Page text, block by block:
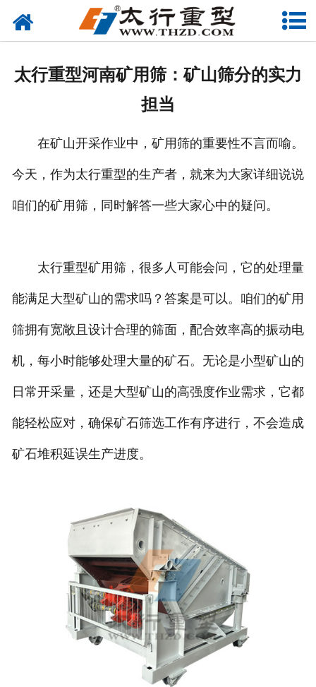
网站首页
联系我们
太行重型河南矿用筛：矿山筛分的实力
担当
在矿山开采作业中，矿用筛的重要性不言而喻。
今天，作为太行重型的生产者，就来为大家详细说说
咱们的矿用筛，同时解答一些大家心中的疑问。
太行重型矿用筛，很多人可能会问，它的处理量
能满足大型矿山的需求吗？答案是可以。咱们的矿用
筛拥有宽敞且设计合理的筛面，配合效率高的振动电
机，每小时能够处理大量的矿石。无论是小型矿山的
日常开采量，还是大型矿山的高强度作业需求，它都
能轻松应对，确保矿石筛选工作有序进行，不会造成
矿石堆积延误生产进度。